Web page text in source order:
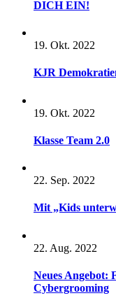
DICH EIN!
19. Okt. 2022
KJR
19. Okt. 2022
Klasse Team 2.0
22. Sep. 2022
Mit „Kids
22. Aug. 2022
Neues Angebot:
Cybergrooming